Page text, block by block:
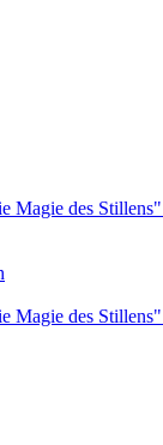
Magie des
Magie des